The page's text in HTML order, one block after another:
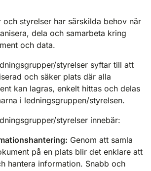
och styrelser har särskilda behov när
dela och samarbeta kring
och data.
styrelser syftar till att
och säker plats där alla
kan lagras, enkelt hittas och delas
i ledningsgruppen/styrelsen.
styrelser innebär:
Genom att samla
på en plats blir det enklare att
hantera information. Snabb och